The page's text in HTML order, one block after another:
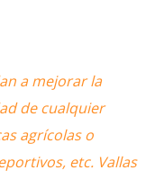
a mejorar la
de cualquier
agrícolas o
etc. Vallas